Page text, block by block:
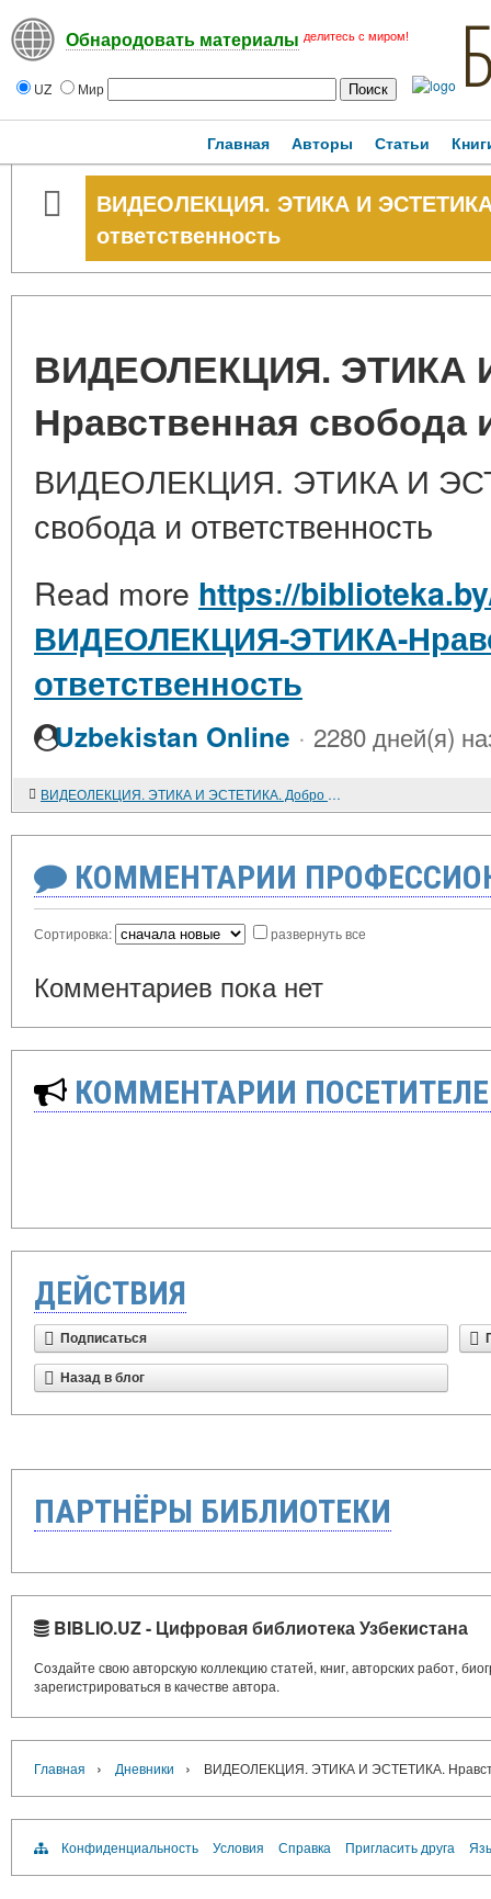
Обнародовать материалы делитесь с миром!
UZ Мир
Главная Авторы Статьи
ВИДЕОЛЕКЦИЯ. ЭТИКА И
ответственность
ВИДЕОЛЕКЦИЯ. ЭТИКА
Нравственная свобода
ВИДЕОЛЕКЦИЯ. ЭТИКА И
свобода и ответственность
Read more https://
ВИДЕОЛЕКЦИЯ-ЭТИКА-
ответственность
Uzbekistan Online · 2280 дней(я)
ВИДЕОЛЕКЦИЯ. ЭТИКА И ЭСТЕТИКА. Добро и зло
КОММЕНТАРИИ
Сортировка: развернуть все
Комментариев пока нет
КОММЕНТАРИИ
ДЕЙСТВИЯ
Подписаться
Назад в блог
ПАРТНЁРЫ БИБЛИОТЕКИ
BIBLIO.UZ - Цифровая библиотека Узбекистана
Создайте свою авторскую коллекцию статей, книг, авторских работ,
зарегистрироваться в качестве автора.
Главная › Дневники › ВИДЕОЛЕКЦИЯ. ЭТИКА И ЭСТЕТИКА.
Конфиденциальность Условия Справка Пригласить друга